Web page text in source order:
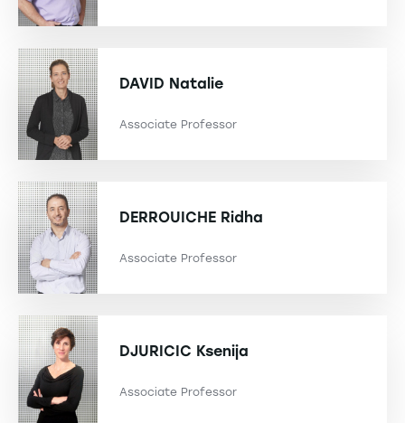
DAVID Natalie
Associate Professor
DERROUICHE Ridha
Associate Professor
DJURICIC Ksenija
Associate Professor